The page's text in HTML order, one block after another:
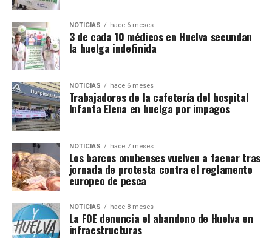
NOTICIAS hace 6 meses
3 de cada 10 médicos en Huelva secundan
la huelga indefinida
NOTICIAS hace 6 meses
Trabajadores de la cafetería del hospital
Infanta Elena en huelga por impagos
NOTICIAS hace 7 meses
Los barcos onubenses vuelven a faenar tras
jornada de protesta contra el reglamento
europeo de pesca
NOTICIAS hace 8 meses
La FOE denuncia el abandono de Huelva en
infraestructuras